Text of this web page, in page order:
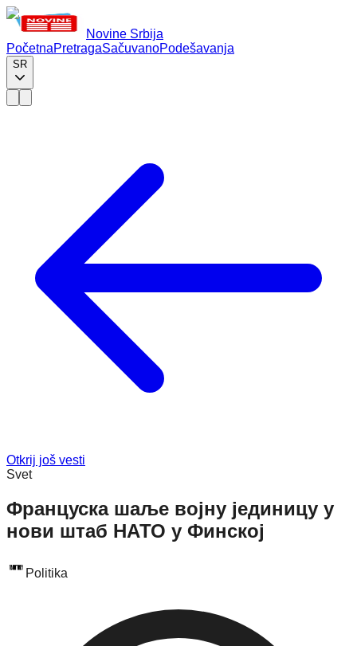
Novine Srbija
PočetnaPretragaSačuvanoPodešavanja
SR
Otkrij još vesti
Svet
Француска шаље војну јединицу у
нови штаб НАТО у Финској
Politika